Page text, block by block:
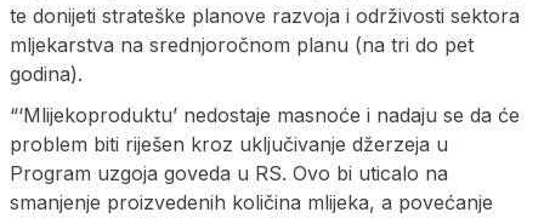
te donijeti strateške planove razvoja i održivosti sektora
mljekarstva na srednjoročnom planu (na tri do pet
godina).
“‘Mlijekoproduktu’ nedostaje masnoće i nadaju se da će
problem biti riješen kroz uključivanje džerzeja u
Program uzgoja goveda u RS. Ovo bi uticalo na
smanjenje proizvedenih količina mlijeka, a povećanje